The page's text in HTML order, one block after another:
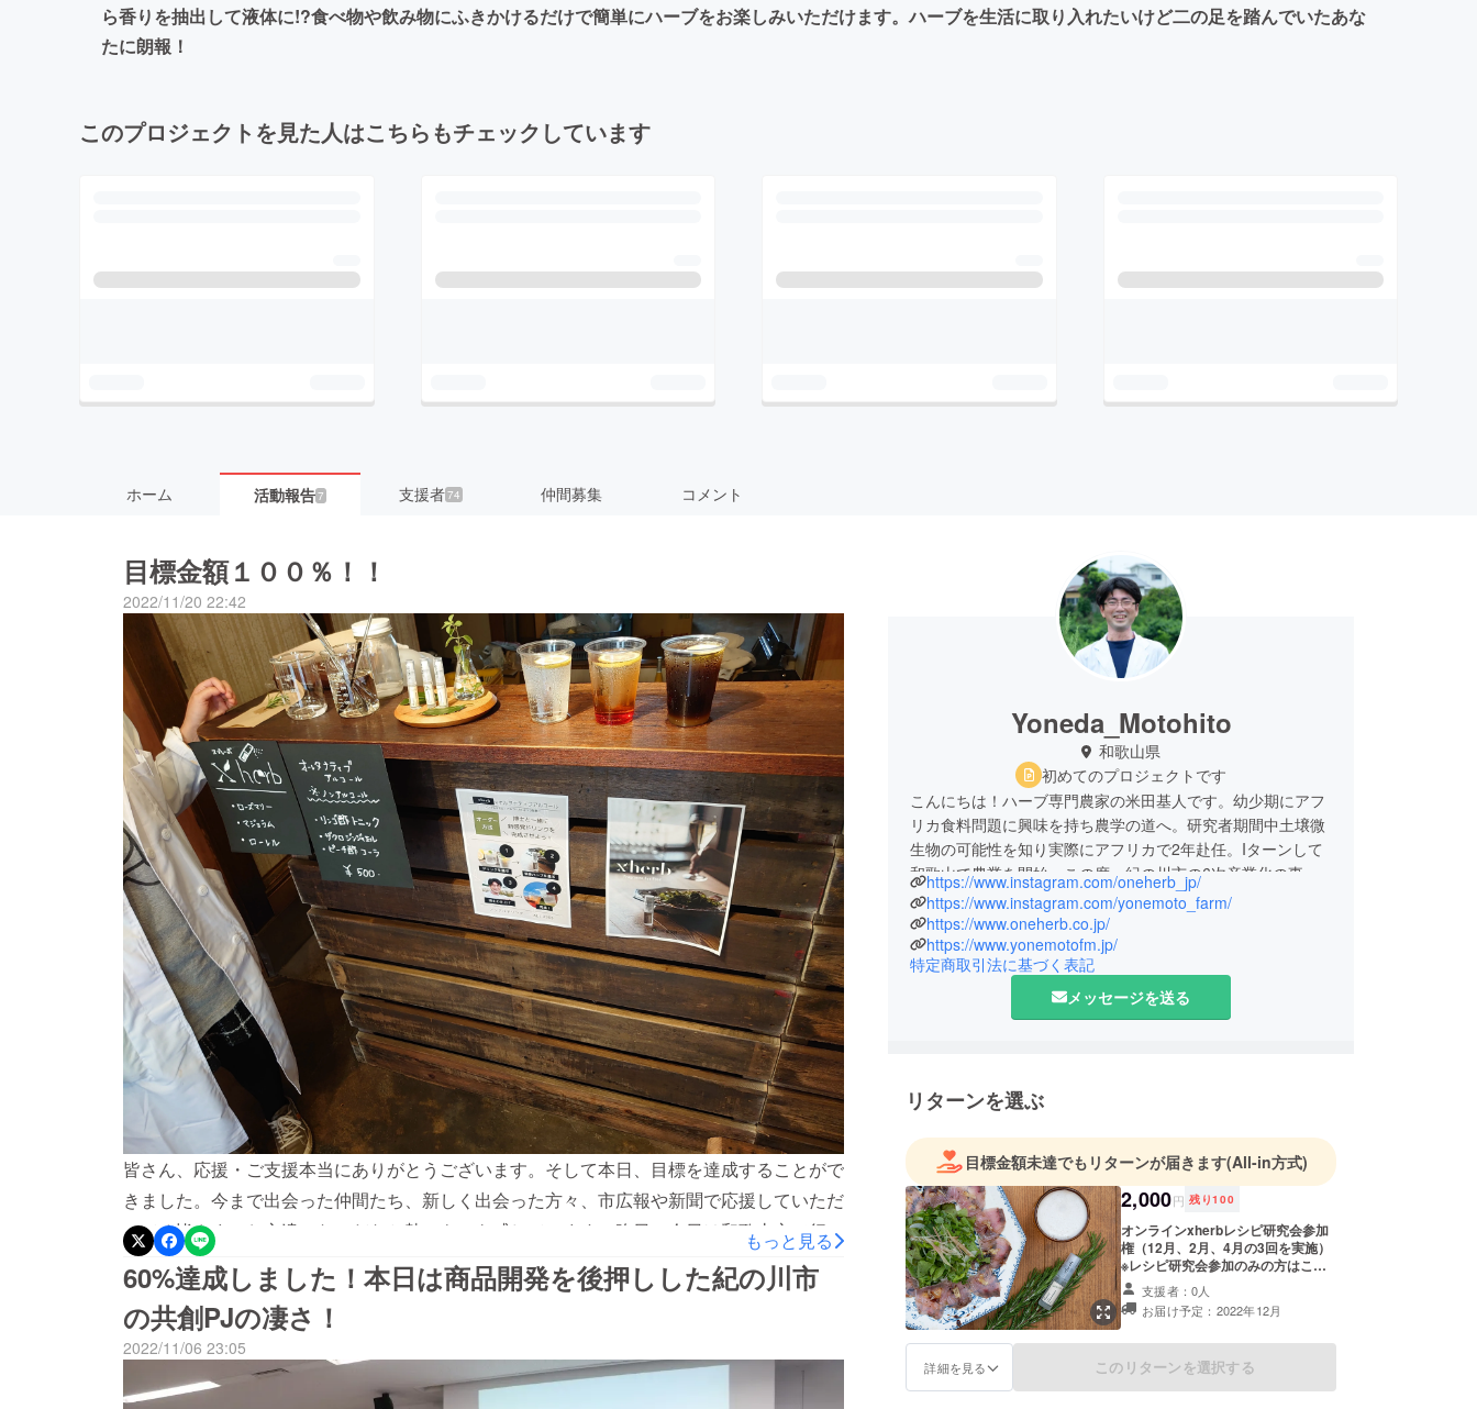
ら香りを抽出して液体に!?食べ物や飲み物にふきかけるだけで簡単にハーブをお楽しみいただけます。ハーブを生活に取り入れたいけど二の足を踏んでいたあな
たに朗報！
このプロジェクトを見た人はこちらもチェックしています
ホーム 活動報告7 支援者74 仲間募集 コメント
目標金額１００％！！
2022/11/20 22:42
皆さん、応援・ご支援本当にありがとうございます。そして本日、目標を達成することがで
きました。今まで出会った仲間たち、新しく出会った方々、市広報や新聞で応援していただ
いてる皆さまのお心遣いなのだなと熱いものを感じています。昨日、今日は和歌山市で行わ
れた催事にてxherbを使ったアハ体験を提供してきました。どのお客様も「おぉ！！」と入
れる前入れた後を飲み比べてもらい、感想をいただきました。この商品の可能性は現実だな
と確信しつつ、応援頂いている皆さまとxherbの楽しさを発見していきたいと考えていま
す。楽しみにしていてください！！日本にてハーブの香りを民主化して、香りの楽しさ・驚
きと未だ見ぬ新大陸を一緒に冒険していけたらと思っています。here we go!! 2022年11月
もっと見る
60%達成しました！本日は商品開発を後押しした紀の川市
の共創PJの凄さ！
2022/11/06 23:05
Yoneda_Motohito
和歌山県
初めてのプロジェクトです
こんにちは！ハーブ専門農家の米田基人です。幼少期にアフ
リカ食料問題に興味を持ち農学の道へ。研究者期間中土壌微
生物の可能性を知り実際にアフリカで2年赴任。Iターンして
和歌山で農業を開始。この度、紀の川市の6次産業化の事業
をきっかけに有限会社OneHERBを開始。フレッシュハーブ
の香りの面白さを広めながら、１つでも多くのハーブを見つ
けてもらって生活に取り入れやすい自然の香りを提案してい
きます。
https://www.instagram.com/oneherb_jp/
https://www.instagram.com/yonemoto_farm/
https://www.oneherb.co.jp/
https://www.yonemotofm.jp/
特定商取引法に基づく表記
メッセージを送る
リターンを選ぶ
目標金額未達でもリターンが届きます(All-in方式)
2,000円 残り100
オンラインxherbレシピ研究会参加
権（12月、2月、4月の3回を実施）
※レシピ研究会参加のみの方はこち
らをお選びください
支援者：0人
お届け予定：2022年12月
詳細を見る このリターンを選択する